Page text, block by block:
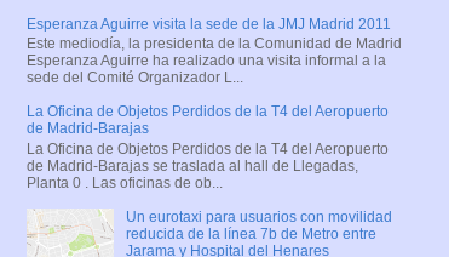
Esperanza Aguirre visita la sede de la JMJ Madrid 2011
Este mediodía, la presidenta de la Comunidad de Madrid
Esperanza Aguirre ha realizado una visita informal a la
sede del Comité Organizador L...
La Oficina de Objetos Perdidos de la T4 del Aeropuerto
de Madrid-Barajas
La Oficina de Objetos Perdidos de la T4 del Aeropuerto
de Madrid-Barajas se traslada al hall de Llegadas,
Planta 0 . Las oficinas de ob...
Un eurotaxi para usuarios con movilidad
reducida de la línea 7b de Metro entre
Jarama y Hospital del Henares